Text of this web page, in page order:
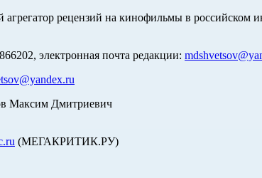
рецензий на кинофильмы в российском
электронная почта редакции:
Максим Дмитриевич
(МЕГАКРИТИК.РУ)